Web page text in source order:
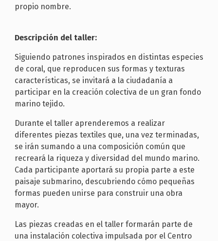
propio nombre.
Descripción del taller:
Siguiendo patrones inspirados en distintas especies
de coral, que reproducen sus formas y texturas
características, se invitará a la ciudadanía a
participar en la creación colectiva de un gran fondo
marino tejido.
Durante el taller aprenderemos a realizar
diferentes piezas textiles que, una vez terminadas,
se irán sumando a una composición común que
recreará la riqueza y diversidad del mundo marino.
Cada participante aportará su propia parte a este
paisaje submarino, descubriendo cómo pequeñas
formas pueden unirse para construir una obra
mayor.
Las piezas creadas en el taller formarán parte de
una instalación colectiva impulsada por el Centro